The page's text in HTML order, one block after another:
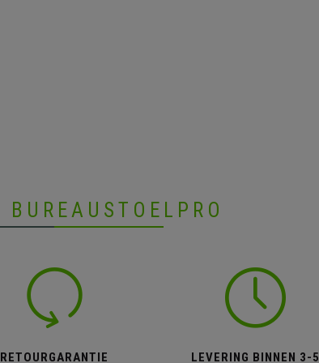
BUREAUSTOELPRO
RETOURGARANTIE LEVERING BINNEN 3-5